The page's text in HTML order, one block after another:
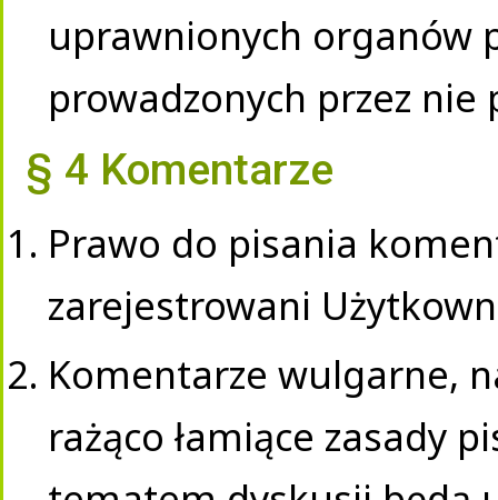
uprawnionych organów
prowadzonych przez nie
§ 4 Komentarze
Prawo do pisania
zarejestrowani
Komentarze wulgarne,
rażąco łamiące zasady